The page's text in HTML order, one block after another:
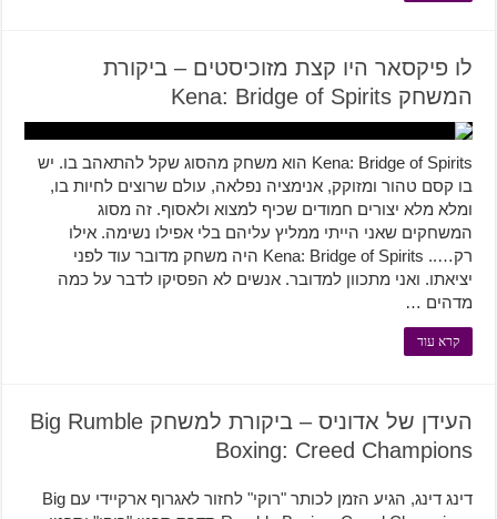
לו פיקסאר היו קצת מזוכיסטים – ביקורת
המשחק Kena: Bridge of Spirits
Kena: Bridge of Spirits הוא משחק מהסוג שקל להתאהב בו. יש
בו קסם טהור ומזוקק, אנימציה נפלאה, עולם שרוצים לחיות בו,
ומלא מלא יצורים חמודים שכיף למצוא ולאסוף. זה מסוג
המשחקים שאני הייתי ממליץ עליהם בלי אפילו נשימה. אילו
רק….. Kena: Bridge of Spirits היה משחק מדובר עוד לפני
יציאתו. ואני מתכוון למדובר. אנשים לא הפסיקו לדבר על כמה
מדהים …
קרא עוד
העידן של אדוניס – ביקורת למשחק Big Rumble
Boxing: Creed Champions
דינג דינג, הגיע הזמן לכותר "רוקי" לחזור לאגרוף ארקיידי עם Big